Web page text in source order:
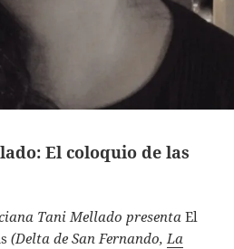
El coloquio de las
Tani Mellado presenta El
(Delta de San Fernando, La